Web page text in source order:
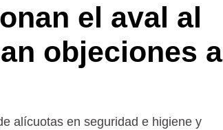
el aval al
objeciones a
alícuotas en seguridad e higiene y